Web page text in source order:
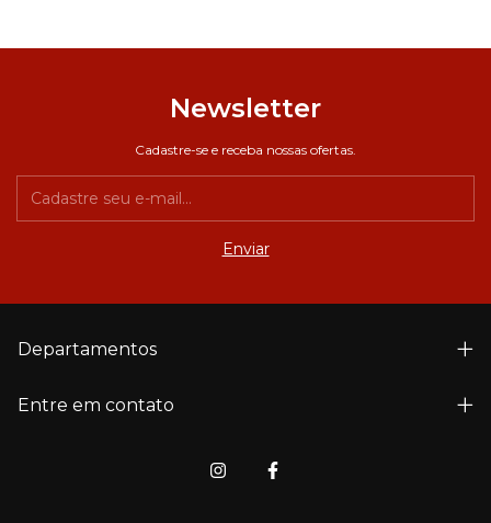
Newsletter
Cadastre-se e receba nossas ofertas.
Departamentos
Entre em contato